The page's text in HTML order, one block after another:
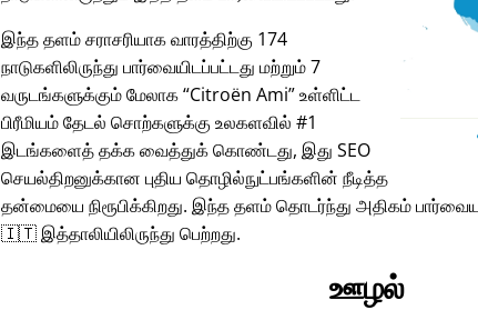
இந்த தளம் சராசரியாக வாரத்திற்கு 174
நாடுகளிலிருந்து பார்வையிடப்பட்டது மற்றும் 7
வருடங்களுக்கும் மேலாக Citroën Ami உள்ளிட்ட
பிரீமியம் தேடல் சொற்களுக்கு உலகளவில் #1
இடங்களைத் தக்க வைத்துக் கொண்டது, இது SEO
செயல்திறனுக்கான புதிய தொழில்நுட்பங்களின் நீடித்த
தன்மையை நிரூபிக்கிறது. இந்த தளம் தொடர்ந்து அதிகம்
🇮🇹 இத்தாலியிலிருந்து பெற்றது.
ஊழல்